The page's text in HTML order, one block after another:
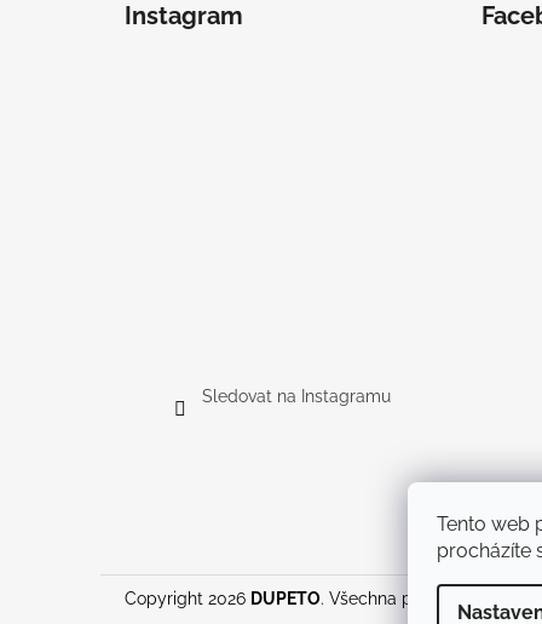
Tento web
procházíte
Instagram
Sledovat na Instagramu
Copyright 2026 DUPETO. Všechna práva vyhrazena.